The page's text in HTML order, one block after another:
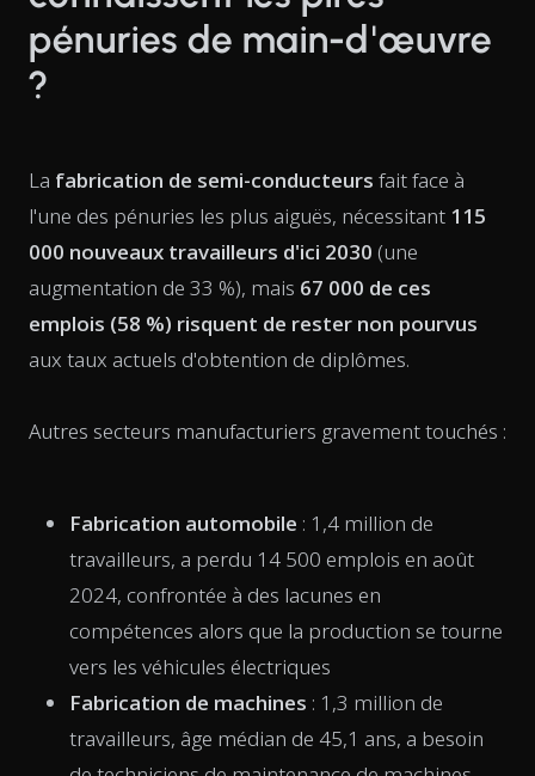
pénuries de main-d'œuvre
?
La fabrication de semi-conducteurs fait face à
l'une des pénuries les plus aiguës, nécessitant 115
000 nouveaux travailleurs d'ici 2030 (une
augmentation de 33 %), mais 67 000 de ces
emplois (58 %) risquent de rester non pourvus
aux taux actuels d'obtention de diplômes.
Autres secteurs manufacturiers gravement touchés :
Fabrication automobile : 1,4 million de
travailleurs, a perdu 14 500 emplois en août
2024, confrontée à des lacunes en
compétences alors que la production se tourne
vers les véhicules électriques
Fabrication de machines : 1,3 million de
travailleurs, âge médian de 45,1 ans, a besoin